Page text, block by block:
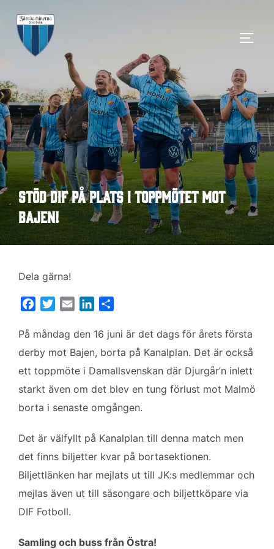
innehåll
Stöd DIF på plats i toppmötet mot
Bajen!
Dela gärna!
c
e
b
o
o
k
i
t
e
r
a
i
n
d
I
n
l
a
På måndag den 16 juni är det dags för årets första
derby mot Bajen, borta på Kanalplan. Det är också
ett toppmöte i Damallsvenskan där Djurgår’n inlett
starkt även om det blev en tung förlust mot Malmö
borta i senaste omgången.
Det är välfyllt på Kanalplan till denna match men
det finns biljetter kvar på bortasektionen.
Biljettlänken har mejlats ut till JK:s medlemmar och
mejlas även ut till säsongare och biljettköpare via
DIF Fotboll.
Samling och buss från Östra!